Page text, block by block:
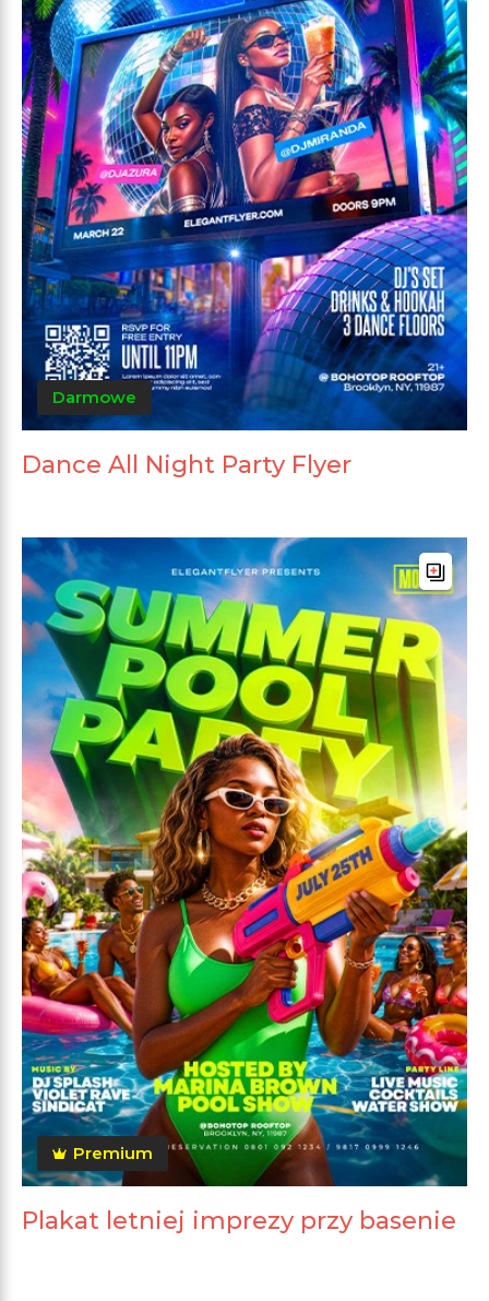
Darmowe
Dance All Night Party Flyer
Premium
Plakat letniej imprezy przy basenie